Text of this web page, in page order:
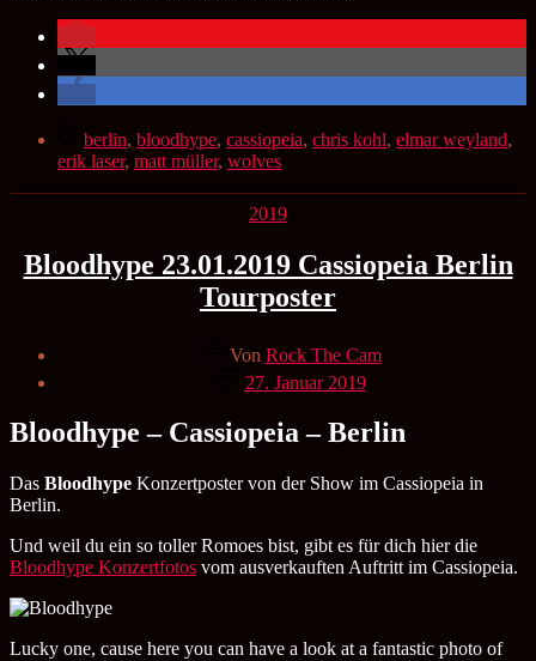
Schlagwörter
berlin, bloodhype, cassiopeia, chris kohl, elmar weyland,
erik laser, matt müller, wolves
Kategorien
2019
Bloodhype 23.01.2019 Cassiopeia Berlin
Tourposter
Beitragsautor
Von Rock The Cam
Veröffentlichungsdatum
27. Januar 2019
Bloodhype – Cassiopeia – Berlin
Das Bloodhype Konzertposter von der Show im Cassiopeia in
Berlin.
Und weil du ein so toller Romoes bist, gibt es für dich hier die
Bloodhype Konzertfotos vom ausverkauften Auftritt im Cassiopeia.
Lucky one, cause here you can have a look at a fantastic photo of